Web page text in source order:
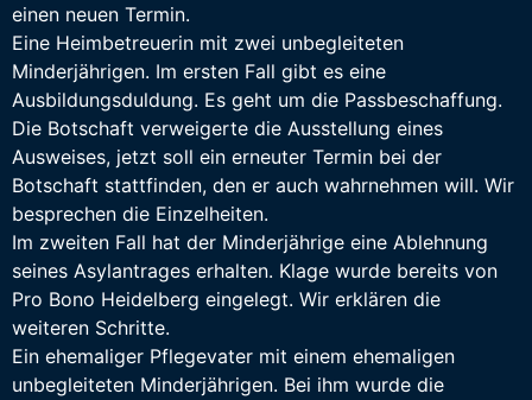
einen neuen Termin.
Eine Heimbetreuerin mit zwei unbegleiteten
Minderjährigen. Im ersten Fall gibt es eine
Ausbildungsduldung. Es geht um die Passbeschaffung.
Die Botschaft verweigerte die Ausstellung eines
Ausweises, jetzt soll ein erneuter Termin bei der
Botschaft stattfinden, den er auch wahrnehmen will. Wir
besprechen die Einzelheiten.
Im zweiten Fall hat der Minderjährige eine Ablehnung
seines Asylantrages erhalten. Klage wurde bereits von
Pro Bono Heidelberg eingelegt. Wir erklären die
weiteren Schritte.
Ein ehemaliger Pflegevater mit einem ehemaligen
unbegleiteten Minderjährigen. Bei ihm wurde die